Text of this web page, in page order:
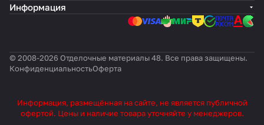
Информация
© 2008-2026 Отделочные материалы 48. Все права защищены.
КонфиденциальностьОферта
Информация, размещённая на сайте, не является публичной
офертой. Цены и наличие товара уточняйте у менеджеров.